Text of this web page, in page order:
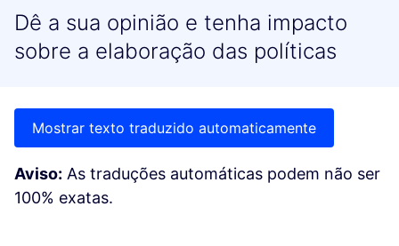
Dê a sua opinião e tenha impacto
sobre a elaboração das políticas
Mostrar texto traduzido automaticamente
Aviso: As traduções automáticas podem não ser
100% exatas.